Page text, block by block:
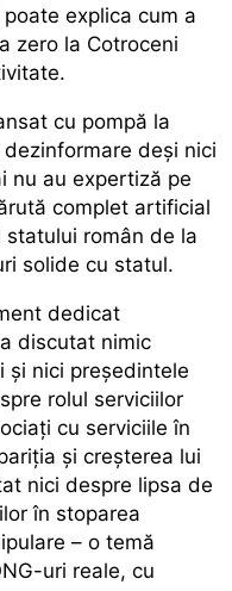
explica cum a
zero la Cotroceni
cu pompă la
deși nici
nu au expertiză pe
complet artificial
român de la
solide cu statul.
dedicat
discutat nimic
și nici președintele
rolul serviciilor
cu serviciile în
și creșterea lui
nici despre lipsa de
în stoparea
– o temă
uri reale, cu